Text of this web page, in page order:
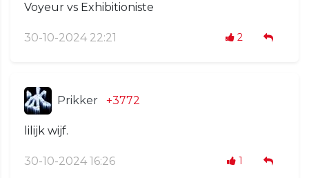
Voyeur vs Exhibitioniste
30-10-2024 22:21 2
Prikker +3772
lilijk wijf.
30-10-2024 16:26 1